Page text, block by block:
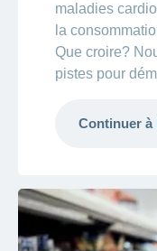
maladies
la
Que croire?
pistes pour
Continuer à